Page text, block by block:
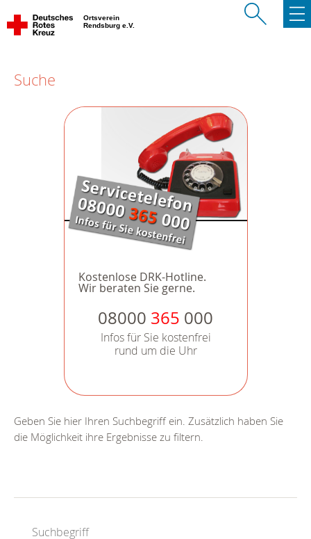
Ortsverein
Rendsburg e.V.
Suche
Kostenlose DRK-Hotline.
Wir beraten Sie gerne.
08000 365 000
Infos für Sie kostenfrei
rund um die Uhr
Geben Sie hier Ihren Suchbegriff ein. Zusätzlich haben Sie
die Möglichkeit ihre Ergebnisse zu filtern.